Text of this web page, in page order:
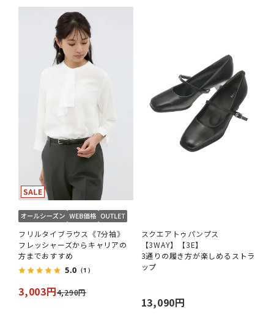
フリルタイブラウス《7分袖》
フレッシャーズからキャリアの
方までおすすめ
5.0 （1）
3,003円4,290円
スクエアトゥパンプス
【3WAY】【3E】
3通りの履き方が楽しめるストラ
ップ
13,090円